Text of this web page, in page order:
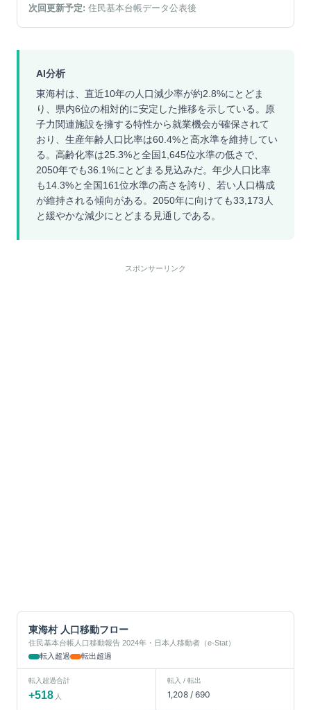
次回更新予定: 住民基本台帳データ公表後
AI分析
東海村は、直近10年の人口減少率が約2.8%にとどま
り、県内6位の相対的に安定した推移を示している。原
子力関連施設を擁する特性から就業機会が確保されて
おり、生産年齢人口比率は60.4%と高水準を維持してい
る。高齢化率は25.3%と全国1,645位水準の低さで、
2050年でも36.1%にとどまる見込みだ。年少人口比率
も14.3%と全国161位水準の高さを誇り、若い人口構成
が維持される傾向がある。2050年に向けても33,173人
と緩やかな減少にとどまる見通しである。
スポンサーリンク
東海村人口移動フロー
住民基本台帳人口移動報告 2024年・日本人移動者（e-Stat）
転入超過
転出超過
転入超過合計
+518 人
転入 / 転出
1,208/ 690